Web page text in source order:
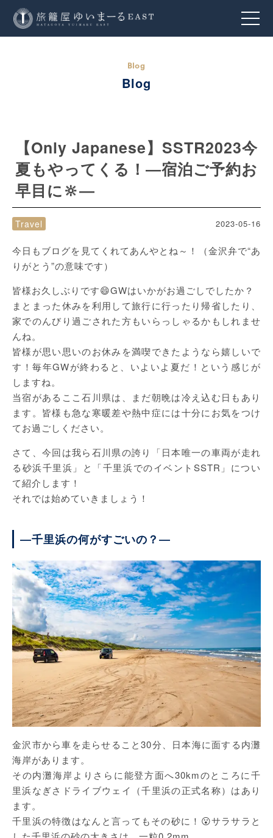
Blog
【Only Japanese】SSTR2023今
夏もやってくる！―宿泊ご予約お
早目に🔆―
Travel 2023-05-16
今日もブログを見てくれてあんやとね～！（金沢弁で“あ
りがとう”の意味です）
皆様お久しぶりです😄GWはいかがお過ごしでしたか？
まとまった休みを利用して旅行に行ったり帰省したり、
家でのんびり過ごされた方もいらっしゃるかもしれませ
んね。
皆様が思い思いのお休みを満喫できたようなら嬉しいで
す！毎年GWが終わると、いよいよ夏だ！という感じが
しますね。
当宿があるここ石川県は、まだ朝晩は冷え込む日もあり
ます。皆様も急な寒暖差や熱中症には十分にお気をつけ
てお過ごしください。
さて、今回は我ら石川県の誇り「日本唯一の車両が走れ
る砂浜千里浜」と「千里浜でのイベントSSTR」につい
て紹介します！
それでは始めていきましょう！
―千里浜の何がすごいの？―
金沢市から車を走らせること30分、日本海に面する内灘
海岸があります。
その内灘海岸よりさらに能登方面へ30kmのところに千
里浜なぎさドライブウェイ（千里浜の正式名称）はあり
ます。
千里浜の特徴はなんと言ってもその砂に！😮サラサラと